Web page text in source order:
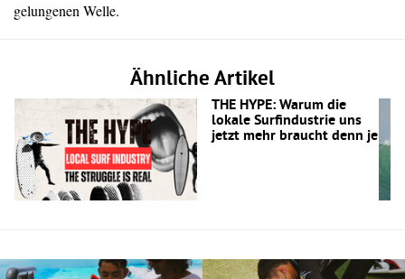
gelungenen Welle.
Ähnliche Artikel
THE HYPE: Warum die
lokale Surfindustrie uns
jetzt mehr braucht denn je